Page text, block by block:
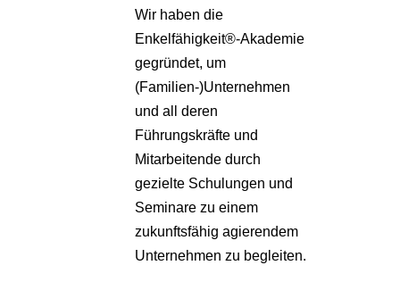
Wir haben die
Enkelfähigkeit®-Akademie
gegründet, um
(Familien-)Unternehmen
und all deren
Führungskräfte und
Mitarbeitende durch
gezielte Schulungen und
Seminare zu einem
zukunftsfähig agierendem
Unternehmen zu begleiten.